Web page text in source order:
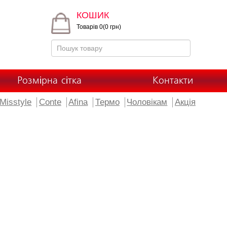
КОШИК
Товарів 0(0 грн)
Розмірна сітка Контакти
Misstyle Conte Afina Термо Чоловікам Акція